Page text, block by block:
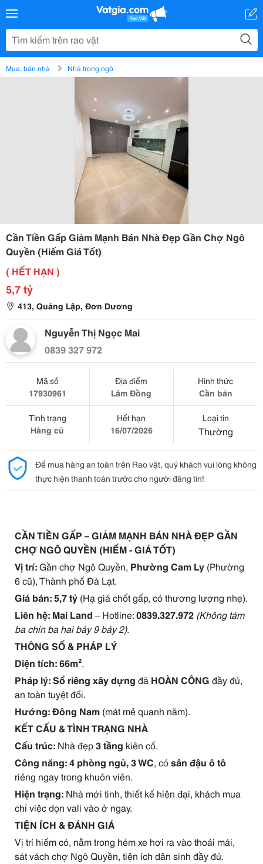
Mua, bán nhà Nhà trong ngõ
Cần Tiền Gấp Giảm Mạnh Bán Nhà Đẹp Gần Chợ Ngô
Quyền (Hiếm Giá Tốt)
( HẾT HẠN )
5,7 tỷ
413, Quảng Lập, Đơn Dương
Nguyễn Thị Ngọc Mai
0839 327 972
Mã số
17930961
Địa điểm
Lâm Đồng
Hình thức
Cần bán
Tình trạng
Hàng cũ
Hết hạn
16/07/2026
Loại tin
Thường
Để mua hàng an toàn trên Rao vặt, quý khách vui lòng không
thực hiện thanh toán trước cho người đăng tin!
CẦN TIỀN GẤP – GIẢM MẠNH BÁN NHÀ ĐẸP GẦN
CHỢ NGÔ QUYỀN (HIẾM - GIÁ TỐT)
Vị trí:Gần chợ Ngô Quyền, Phường Cam Ly (Phường
6 cũ), Thành phố Đà Lạt.
Giá bán:5,7 tỷ (Hạ giá chốt gấp, có thương lượng nhẹ).
Liên hệ: Mai Land – Hotline:0839.327.972 (Không tám
ba chín ba hai bảy 9 bảy 2).
THÔNG SỐ & PHÁP LÝ
Diện tích:66m².
Pháp lý:Sổ riêng xây dựng đã HOÀN CÔNG đầy đủ,
an toàn tuyệt đối.
Hướng:Đông Nam (mát mẻ quanh năm).
KẾT CẤU & TÌNH TRẠNG NHÀ
Cấu trúc: Nhà đẹp3 tầng kiên cố.
Công năng:4 phòng ngủ, 3 WC, cósân đậu ô tô
riêng ngay trong khuôn viên.
Hiện trạng: Nhà mới tinh, thiết kế hiện đại, khách mua
chỉ việc dọn vali vào ở ngay.
TIỆN ÍCH & ĐÁNH GIÁ
Vị trí hiếm có, nằm trong hẻm xe hơi ra vào thoải mái,
sát vách chợ Ngô Quyền, tiện ích dân sinh đầy đủ.